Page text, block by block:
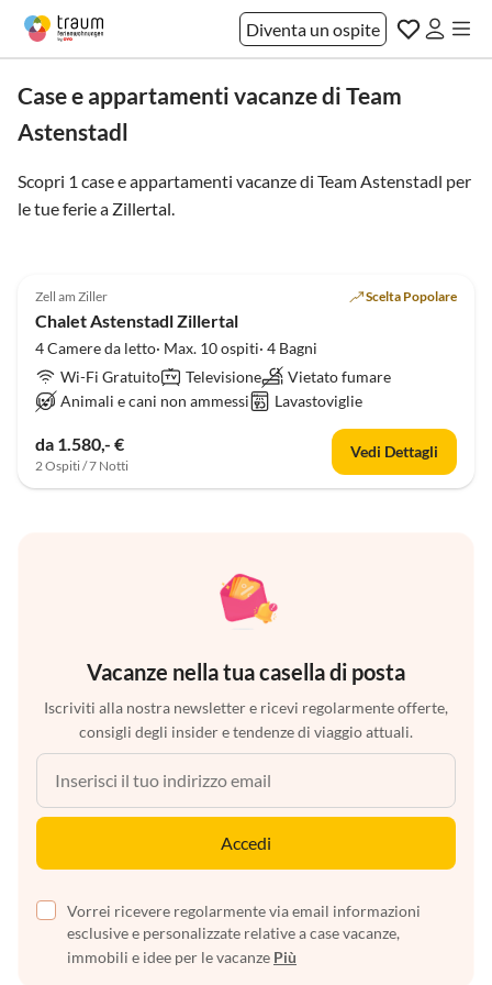
Diventa un ospite
Case e appartamenti vacanze di Team
Astenstadl
Scopri 1 case e appartamenti vacanze di Team Astenstadl per
le tue ferie a Zillertal.
Zell am Ziller Scelta Popolare
Chalet Astenstadl Zillertal
4 Camere da letto· Max. 10 ospiti· 4 Bagni
Wi-Fi Gratuito
Televisione
Vietato fumare
Animali e cani non ammessi
Lavastoviglie
da 1.580,- €
2 Ospiti / 7 Notti
Vedi Dettagli
Vacanze nella tua casella di posta
Iscriviti alla nostra newsletter e ricevi regolarmente offerte,
consigli degli insider e tendenze di viaggio attuali.
Accedi
Vorrei ricevere regolarmente via email informazioni
esclusive e personalizzate relative a case vacanze,
immobili e idee per le vacanze Più